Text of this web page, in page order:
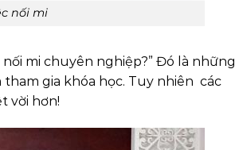
nối mi
mi chuyên nghiệp?” Đó là những
gia khóa học. Tuy nhiên các
vời hơn!